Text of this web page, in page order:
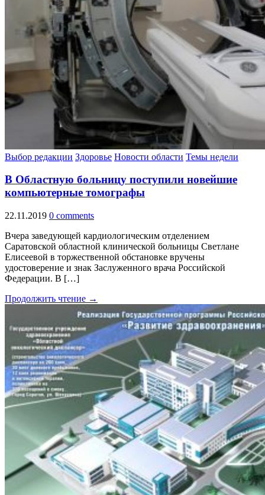
Выбор редакции Здоровье Новости области Темы недели
В Областную больницу поступили новейшие
компьютерные томографы
22.11.2019 0 comments
Вчера заведующей кардиологическим отделением
Саратовской областной клинической больницы Светлане
Елисеевой в торжественной обстановке вручены
удостоверение и знак Заслуженного врача Российской
Федерации. В […]
Продолжить чтение →